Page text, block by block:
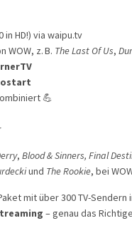
in HD!) via waipu.tv
WOW, z. B. The Last Of Us,
💪
, Blood & Sinners, Final
und The Rookie, bei
mit über 300 TV-
– genau das